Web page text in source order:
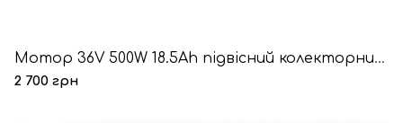
Мотор 36V 500W 18.5Ah підвісний колекторний 36V 500W 18.5Ah
2 700 грн